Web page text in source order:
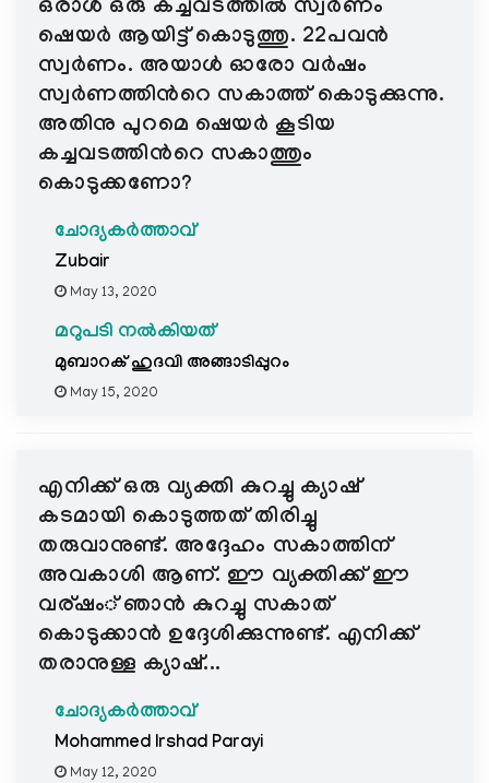
ഒരാൾ ഒരു കച്ചവടത്തിൽ സ്വർണം
ഷെയര്‍ ആയിട്ട് കൊടുത്തു. 22പവൻ
സ്വർണം. അയാൾ ഓരോ വർഷം
സ്വർണത്തിന്‍റെ സകാത്ത് കൊടുക്കുന്നു.
അതിനു പുറമെ ഷെയര്‍ കൂടിയ
കച്ചവടത്തിന്‍റെ സകാത്തും
കൊടുക്കണോ?
ചോദ്യകർത്താവ്
Zubair
May 13, 2020
മറുപടി നൽകിയത്
മുബാറക് ഹുദവി അങ്ങാടിപ്പുറം
May 15, 2020
എനിക്ക് ഒരു വ്യക്തി കുറച്ചു ക്യാഷ്
കടമായി കൊടുത്തത് തിരിച്ചു
തരുവാനുണ്ട്. അദ്ദേഹം സകാത്തിന്
അവകാശി ആണ്. ഈ വ്യക്തിക്ക് ഈ
വര്ഷം് ഞാൻ കുറച്ചു സകാത്
കൊടുക്കാൻ ഉദ്ദേശിക്കുന്നുണ്ട്. എനിക്ക്
തരാനുള്ള ക്യാഷ്...
ചോദ്യകർത്താവ്
Mohammed Irshad Parayi
May 12, 2020